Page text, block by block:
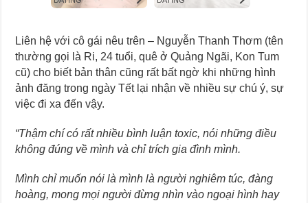
Liên hệ với cô gái nêu trên – Nguyễn Thanh Thơm (tên
thường gọi là Ri, 24 tuổi, quê ở Quảng Ngãi, Kon Tum
cũ) cho biết bản thân cũng rất bất ngờ khi những hình
ảnh đăng trong ngày Tết lại nhận về nhiều sự chú ý, sự
việc đi xa đến vậy.
“Thậm chí có rất nhiều bình luận toxic, nói những điều
không đúng về mình và chỉ trích gia đình mình.
Mình chỉ muốn nói là mình là người nghiêm túc, đàng
hoàng, mong mọi người đừng nhìn vào ngoại hình hay